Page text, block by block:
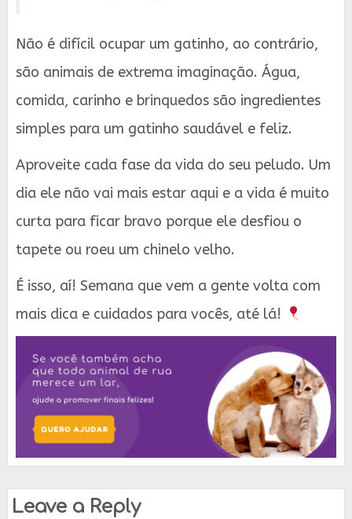
Não é difícil ocupar um gatinho, ao contrário,
são animais de extrema imaginação. Água,
comida, carinho e brinquedos são ingredientes
simples para um gatinho saudável e feliz.
Aproveite cada fase da vida do seu peludo. Um
dia ele não vai mais estar aqui e a vida é muito
curta para ficar bravo porque ele desfiou o
tapete ou roeu um chinelo velho.
É isso, aí! Semana que vem a gente volta com
mais dica e cuidados para vocês, até lá!
Leave a Reply